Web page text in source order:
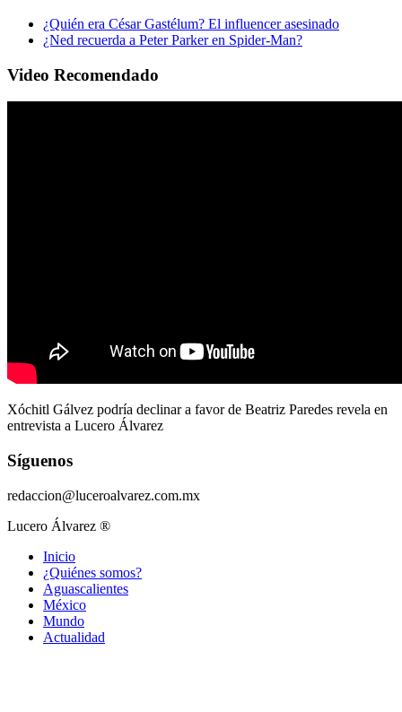
¿Quién era César Gastélum? El influencer asesinado
¿Ned recuerda a Peter Parker en Spider-Man?
Video Recomendado
Xóchitl Gálvez podría declinar a favor de Beatriz Paredes revela en
entrevista a Lucero Álvarez
Síguenos
redaccion@luceroalvarez.com.mx
Lucero Álvarez ®
Inicio
¿Quiénes somos?
Aguascalientes
México
Mundo
Actualidad